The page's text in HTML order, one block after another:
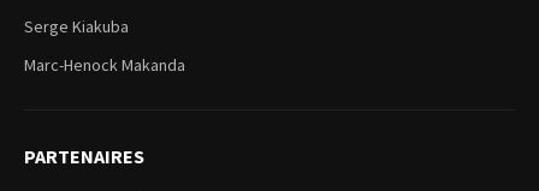
Serge Kiakuba
Marc-Henock Makanda
PARTENAIRES